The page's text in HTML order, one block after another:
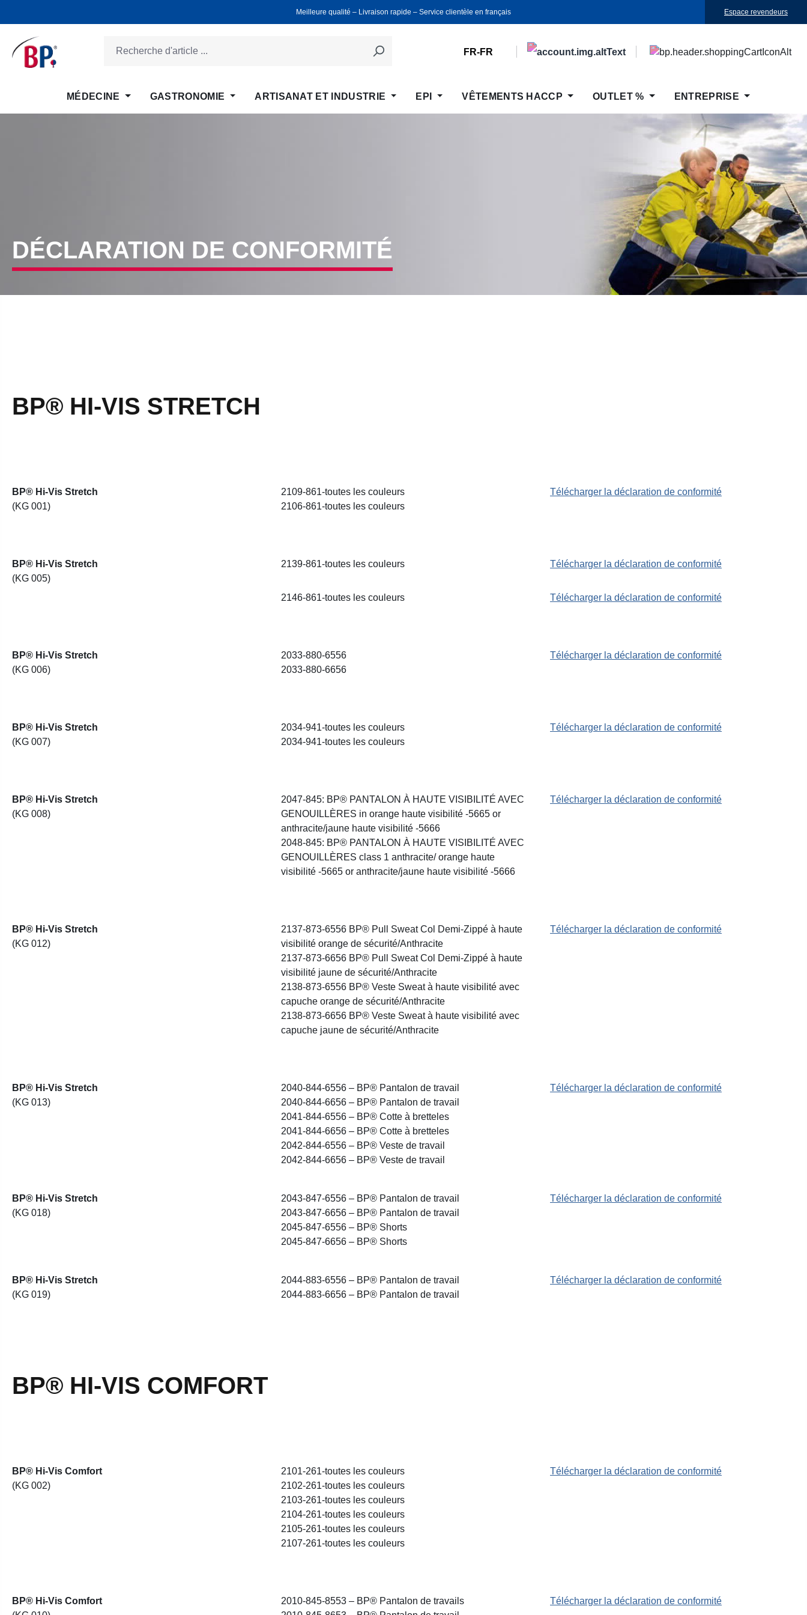
Meilleure qualité ‒ Livraison rapide ‒ Service clientèle en français Espace revendeurs
FR-FR
MÉDECINE GASTRONOMIE ARTISANAT ET INDUSTRIE EPI VÊTEMENTS HACCP OUTLET % ENTREPRISE
DÉCLARATION DE CONFORMITÉ
BP® HI-VIS STRETCH
BP® Hi-Vis Stretch
(KG 001)
2109-861-toutes les couleurs
2106-861-toutes les couleurs
Télécharger la déclaration de conformité
BP® Hi-Vis Stretch
(KG 005)
2139-861-toutes les couleurs
2146-861-toutes les couleurs
Télécharger la déclaration de conformité
Télécharger la déclaration de conformité
BP® Hi-Vis Stretch
(KG 006)
2033-880-6556
2033-880-6656
Télécharger la déclaration de conformité
BP® Hi-Vis Stretch
(KG 007)
2034-941-toutes les couleurs
2034-941-toutes les couleurs
Télécharger la déclaration de conformité
BP® Hi-Vis Stretch
(KG 008)
2047-845: BP® PANTALON À HAUTE VISIBILITÉ AVEC
GENOUILLÈRES in orange haute visibilité -5665 or
anthracite/jaune haute visibilité -5666
2048-845: BP® PANTALON À HAUTE VISIBILITÉ AVEC
GENOUILLÈRES class 1 anthracite/ orange haute
visibilité -5665 or anthracite/jaune haute visibilité -5666
Télécharger la déclaration de conformité
BP® Hi-Vis Stretch
(KG 012)
2137-873-6556 BP® Pull Sweat Col Demi-Zippé à haute
visibilité orange de sécurité/Anthracite
2137-873-6656 BP® Pull Sweat Col Demi-Zippé à haute
visibilité jaune de sécurité/Anthracite
2138-873-6556 BP® Veste Sweat à haute visibilité avec
capuche orange de sécurité/Anthracite
2138-873-6656 BP® Veste Sweat à haute visibilité avec
capuche jaune de sécurité/Anthracite
Télécharger la déclaration de conformité
BP® Hi-Vis Stretch
(KG 013)
2040-844-6556 – BP® Pantalon de travail
2040-844-6656 – BP® Pantalon de travail
2041-844-6556 – BP® Cotte à bretteles
2041-844-6656 – BP® Cotte à bretteles
2042-844-6556 – BP® Veste de travail
2042-844-6656 – BP® Veste de travail
Télécharger la déclaration de conformité
BP® Hi-Vis Stretch
(KG 018)
2043-847-6556 – BP® Pantalon de travail
2043-847-6656 – BP® Pantalon de travail
2045-847-6556 – BP® Shorts
2045-847-6656 – BP® Shorts
Télécharger la déclaration de conformité
BP® Hi-Vis Stretch
(KG 019)
2044-883-6556 – BP® Pantalon de travail
2044-883-6656 – BP® Pantalon de travail
Télécharger la déclaration de conformité
BP® HI-VIS COMFORT
BP® Hi-Vis Comfort
(KG 002)
2101-261-toutes les couleurs
2102-261-toutes les couleurs
2103-261-toutes les couleurs
2104-261-toutes les couleurs
2105-261-toutes les couleurs
2107-261-toutes les couleurs
Télécharger la déclaration de conformité
BP® Hi-Vis Comfort
2010-845-8553 – BP® Pantalon de travails
Télécharger la déclaration de conformité